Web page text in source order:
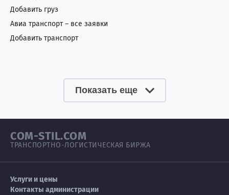
Добавить груз
Авиа транспорт – все заявки
Добавить транспорт
Показать еще
COM-STIL.COM
ТРАНСПОРТНО-ЛОГИСТИЧЕСКАЯ БИРЖА
Услуги и цены
Контакты администрации